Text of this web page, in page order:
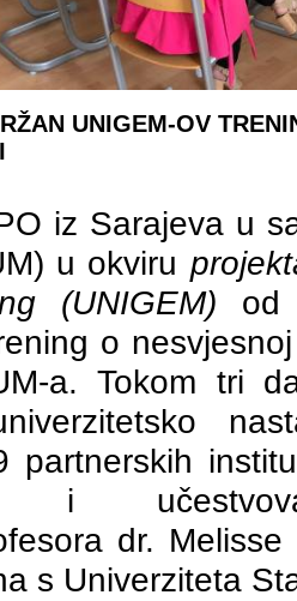
UNIGEM-OV
iz Sarajeva u
u okviru
(UNIGEM)
o
a. Tokom tri
partnerskih
i
dr.
s Univerziteta